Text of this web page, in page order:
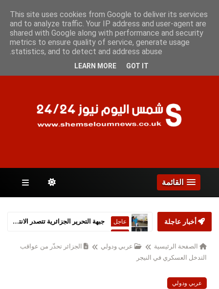
الجمعة 7 أغسطس 2026
الصفحات
القائمة
أخبار عاجلة عاجل ستارمر يعلن استقالته من رئاسة الحكومة البريطانية
الصفحة الرئيسية عربي ودولي
الجزائر تحذّر من عواقب
التدخل العسكري في النيجر
عربي ودولي
This site uses cookies from Google to deliver its services
and to analyze traffic. Your IP address and user-agent are
shared with Google along with performance and security
metrics to ensure quality of service, generate usage
statistics, and to detect and address abuse.
LEARN MORE GOT IT